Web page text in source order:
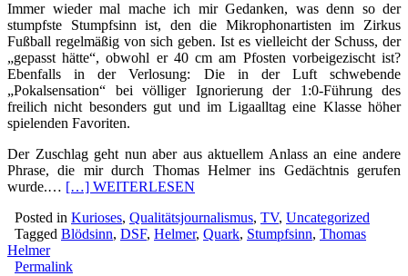
Immer wieder mal mache ich mir Gedanken, was denn so der
stumpfste Stumpfsinn ist, den die Mikrophonartisten im Zirkus
Fußball regelmäßig von sich geben. Ist es vielleicht der Schuss, der
„gepasst hätte“, obwohl er 40 cm am Pfosten vorbeigezischt ist?
Ebenfalls in der Verlosung: Die in der Luft schwebende
„Pokalsensation“ bei völliger Ignorierung der 1:0-Führung des
freilich nicht besonders gut und im Ligaalltag eine Klasse höher
spielenden Favoriten.
Der Zuschlag geht nun aber aus aktuellem Anlass an eine andere
Phrase, die mir durch Thomas Helmer ins Gedächtnis gerufen
wurde.… […] WEITERLESEN
Posted in Kurioses, Qualitätsjournalismus, TV, Uncategorized
Tagged Blödsinn, DSF, Helmer, Quark, Stumpfsinn, Thomas
Helmer
Permalink